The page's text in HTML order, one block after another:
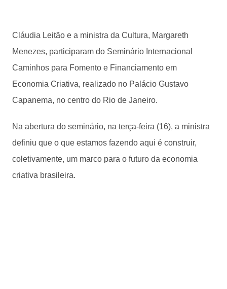
Cláudia Leitão e a ministra da Cultura, Margareth
Menezes, participaram do Seminário Internacional
Caminhos para Fomento e Financiamento em
Economia Criativa, realizado no Palácio Gustavo
Capanema, no centro do Rio de Janeiro.
Na abertura do seminário, na terça-feira (16), a ministra
definiu que o que estamos fazendo aqui é construir,
coletivamente, um marco para o futuro da economia
criativa brasileira.